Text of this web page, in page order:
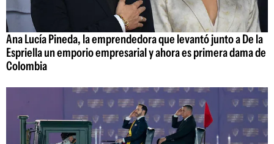
Ana Lucía Pineda, la emprendedora que levantó junto a De la
Espriella un emporio empresarial y ahora es primera dama de
Colombia